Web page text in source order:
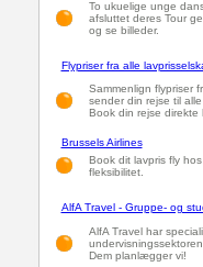
To ukuelige unge
afsluttet deres Tour
og se billeder.
Flypriser fra alle
Sammenlign flypriser
sender din rejse til
Book din rejse
Brussels Airlines
Book dit lavpris fly
fleksibilitet.
AlfA Travel - Gruppe- og
AlfA Travel har
Dem planlægger vi!